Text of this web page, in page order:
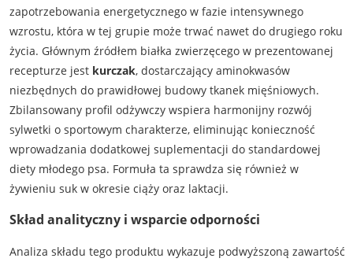
zapotrzebowania energetycznego w fazie intensywnego
wzrostu, która w tej grupie może trwać nawet do drugiego roku
życia. Głównym źródłem białka zwierzęcego w prezentowanej
recepturze jest kurczak, dostarczający aminokwasów
niezbędnych do prawidłowej budowy tkanek mięśniowych.
Zbilansowany profil odżywczy wspiera harmonijny rozwój
sylwetki o sportowym charakterze, eliminując konieczność
wprowadzania dodatkowej suplementacji do standardowej
diety młodego psa. Formuła ta sprawdza się również w
żywieniu suk w okresie ciąży oraz laktacji.
Skład analityczny i wsparcie odporności
Analiza składu tego produktu wykazuje podwyższoną zawartość